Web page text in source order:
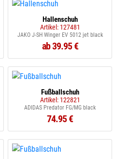
Hallenschuh
Artikel: 127481
JAKO J-SH Winger EV 5012 jet black
ab 39.95 €
Fußballschuh
Artikel: 122821
ADIDAS Predator FG/MG black
74.95 €